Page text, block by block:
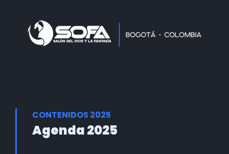
Home
Información Comercial
Formulario de Contacto
CONTENIDOS 2025
Agenda 2025